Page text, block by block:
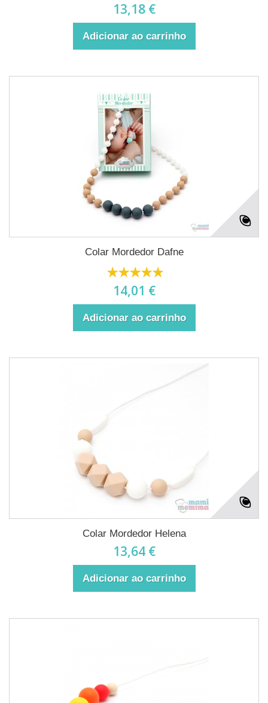
13,18 €
Adicionar ao carrinho
Colar Mordedor Dafne
14,01 €
Adicionar ao carrinho
Colar Mordedor Helena
13,64 €
Adicionar ao carrinho